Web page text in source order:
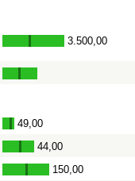
- 3.500,00
- 49,00
- 44,00
- 150,00